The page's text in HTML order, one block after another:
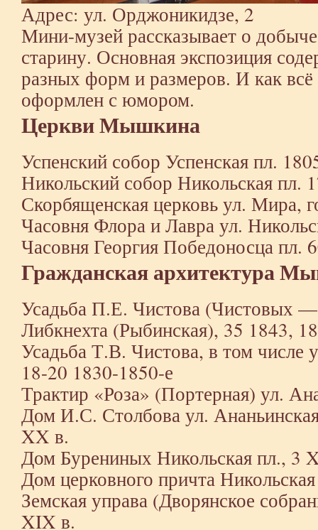
Адрес: ул. Орджоникидзе, 2
Мини-музей рассказывает о
старину. Основная экспозиция
разных форм и размеров. И как всё
оформлен с юмором.
Церкви Мышкина
Успенский собор Успенская пл.
Никольский собор Никольская пл.
Скорбященская церковь ул. Мира,
Часовня Флора и Лавра ул.
Часовня Георгия Победоносца пл.
Гражданская архитектура
Усадьба П.Е. Чистова (Чистовых
Либкнехта (Рыбинская), 35 1843,
Усадьба Т.В. Чистова, в том
18-20 1830-1850-е
Трактир «Роза» (Портерная) ул.
Дом И.С. Столбова ул.
XX в.
Дом Бурениных Никольская пл., 3
Дом церковного причта
Земская управа (Дворянское
XIX в.